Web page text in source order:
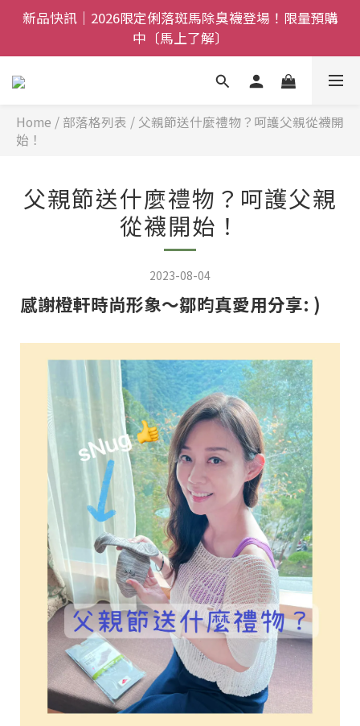
全館$800免運｜任搭８折起｜滿額再送新品-悠哉斑馬
襪〔立即了解〕
新品快訊｜2026限定俐落斑馬除臭襪登場！限量預購
中〔馬上了解〕
父親節禮盒登場｜把舒適送進爸爸的每一天，日夜呵護
一次備好〔馬上了解〕
全館$800免運｜任搭８折起｜滿額再送新品-悠哉斑馬
Home / 部落格列表 / 父親節送什麼禮物？呵護父親從襪開
始！
父親節送什麼禮物？呵護父親
從襪開始！
2023-08-04
感謝橙軒時尚形象～鄒昀真愛用分享: )